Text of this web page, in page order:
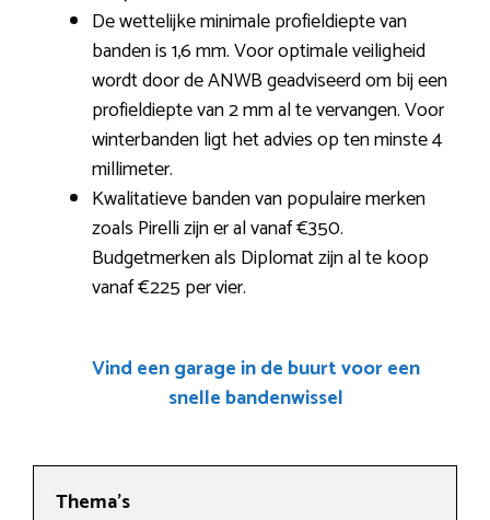
De wettelijke minimale profieldiepte van
banden is 1,6 mm. Voor optimale veiligheid
wordt door de ANWB geadviseerd om bij een
profieldiepte van 2 mm al te vervangen. Voor
winterbanden ligt het advies op ten minste 4
millimeter.
Kwalitatieve banden van populaire merken
zoals Pirelli zijn er al vanaf €350.
Budgetmerken als Diplomat zijn al te koop
vanaf €225 per vier.
Vind een garage in de buurt voor een
snelle bandenwissel
Thema’s